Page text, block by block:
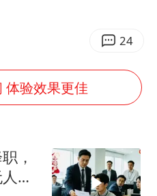
香港殿堂级填词人黎彼得因病离世 终年76岁
李亚鹏向地铁吐血女孩捐99999元
方支持因凡蒂诺
乘客脱鞋散发异味 司机提醒反被怼
日本籍女网红在韩直播时自杀身亡
24
体验效果更佳
，
接